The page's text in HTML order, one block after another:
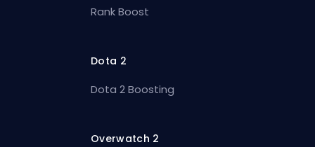
Rank Boost
Dota 2
Dota 2 Boosting
Overwatch 2